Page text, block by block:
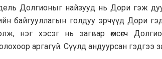
Долгионыг найзууд нь Дори гэж
байгууллагын голдуу эрчүүд Дори
нэг хэсэг нь загвар өмсөгч
аргагүй. Сүүлд андуурсан гэдгээ